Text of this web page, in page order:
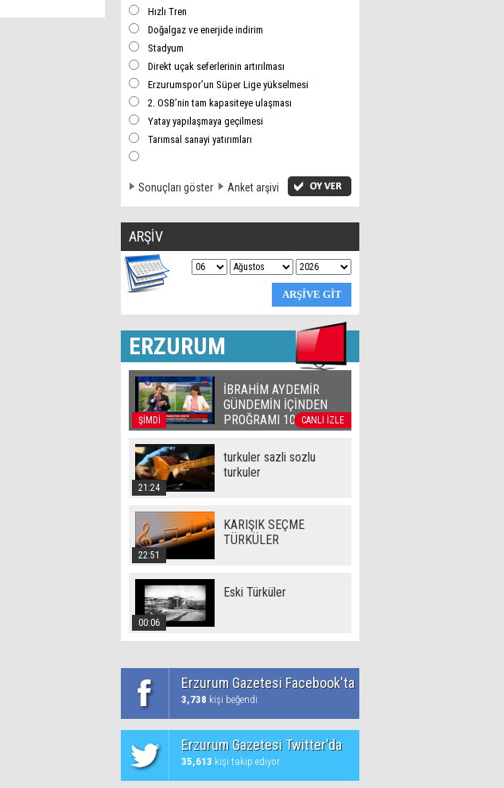
Hızlı Tren
Doğalgaz ve enerjide indirim
Stadyum
Direkt uçak seferlerinin artırılması
Erzurumspor’un Süper Lige yükselmesi
2. OSB’nin tam kapasiteye ulaşması
Yatay yapılaşmaya geçilmesi
Tarımsal sanayi yatırımları
Sonuçları göster Anket arşivi
ARŞİV
ERZURUM
ŞİMDİ CANLI İZLE
İBRAHİM AYDEMİR
GÜNDEMİN İÇİNDEN
PROĞRAMI 10 04 2018
21:24
turkuler sazli sozlu
turkuler
22:51
KARIŞIK SEÇME
TÜRKÜLER
00:06
Eski Türküler
Erzurum Gazetesi Facebook'ta
3,738 kişi beğendi
Erzurum Gazetesi Twitter'da
35,613 kişi takip ediyor